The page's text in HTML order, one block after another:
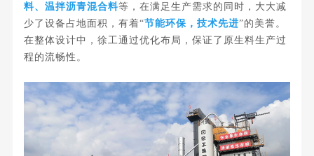
料、温拌沥青混合料等，在满足生产需求的同时，大大减
少了设备占地面积，有着“节能环保，技术先进”的美誉。
在整体设计中，徐工通过优化布局，保证了原生料生产过
程的流畅性。